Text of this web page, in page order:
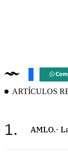
ARTÍCULOS
1. AMLO.-